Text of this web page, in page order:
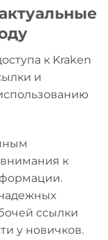
к Kraken
и
к
ссылки
у новичков.